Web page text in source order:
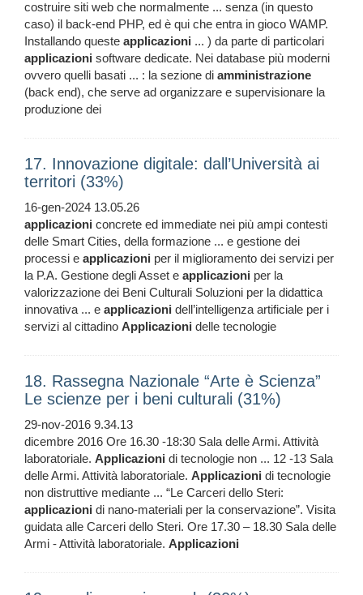
costruire siti web che normalmente ... senza (in questo
caso) il back-end PHP, ed è qui che entra in gioco WAMP.
Installando queste applicazioni ... ) da parte di particolari
applicazioni software dedicate. Nei database più moderni
ovvero quelli basati ... : la sezione di amministrazione
(back end), che serve ad organizzare e supervisionare la
produzione dei
17. Innovazione digitale: dall’Università ai
territori (33%)
16-gen-2024 13.05.26
applicazioni concrete ed immediate nei più ampi contesti
delle Smart Cities, della formazione ... e gestione dei
processi e applicazioni per il miglioramento dei servizi per
la P.A. Gestione degli Asset e applicazioni per la
valorizzazione dei Beni Culturali Soluzioni per la didattica
innovativa ... e applicazioni dell’intelligenza artificiale per i
servizi al cittadino Applicazioni delle tecnologie
18. Rassegna Nazionale “Arte è Scienza”
Le scienze per i beni culturali (31%)
29-nov-2016 9.34.13
dicembre 2016 Ore 16.30 -18:30 Sala delle Armi. Attività
laboratoriale. Applicazioni di tecnologie non ... 12 -13 Sala
delle Armi. Attività laboratoriale. Applicazioni di tecnologie
non distruttive mediante ... “Le Carceri dello Steri:
applicazioni di nano-materiali per la conservazione”. Visita
guidata alle Carceri dello Steri. Ore 17.30 – 18.30 Sala delle
Armi - Attività laboratoriale. Applicazioni